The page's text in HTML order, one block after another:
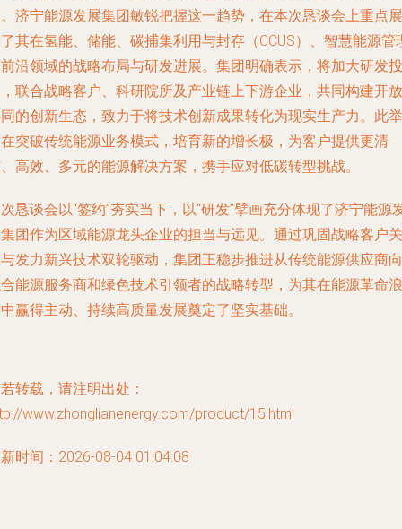
济宁能源发展集团敏锐把握这一趋势，在本次恳谈会上重点展
其在氢能、储能、碳捕集利用与封存（CCUS）、智慧能源管
沿领域的战略布局与研发进展。集团明确表示，将加大研发投
联合战略客户、科研院所及产业链上下游企业，共同构建开放
的创新生态，致力于将技术创新成果转化为现实生产力。此举
突破传统能源业务模式，培育新的增长极，为客户提供更清
高效、多元的能源解决方案，携手应对低碳转型挑战。
恳谈会以“签约”夯实当下，以“研发”擘画充分体现了济宁能源
团作为区域能源龙头企业的担当与远见。通过巩固战略客户关
发力新兴技术双轮驱动，集团正稳步推进从传统能源供应商向
能源服务商和绿色技术引领者的战略转型，为其在能源革命浪
赢得主动、持续高质量发展奠定了坚实基础。
转载，请注明出处：
www.zhonglianenergy.com/product/15.html
时间：2026-08-04 01:04:08